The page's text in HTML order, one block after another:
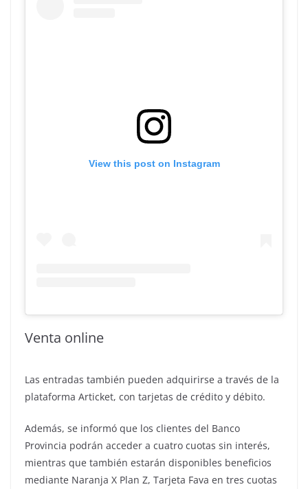
View this post on Instagram
Venta online
Las entradas también pueden adquirirse a través de la
plataforma Articket, con tarjetas de crédito y débito.
Además, se informó que los clientes del Banco
Provincia podrán acceder a cuatro cuotas sin interés,
mientras que también estarán disponibles beneficios
mediante Naranja X Plan Z, Tarjeta Fava en tres cuotas